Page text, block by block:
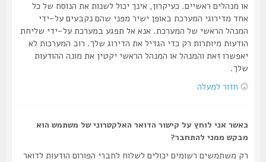
או מנהלים ראשיים. כעיקרון, אינך יכול לשנות את הנוסח של כל
אחד מדירוגי המערכת באופן ישיר מפני שהם נקבעים על-ידי
המנהל הראשי של המערכת. אנא אל תפגע במערכת על-ידי שליחת
הודעות מיותרות רק כדי הגדיל את הדירוג שלך. רוב המערכות לא
יאפשרו זאת והמנהל או המנהל הראשי יקטין את מונה ההודעות
חזור למעלה
כאשר אני לוחץ על קישור הדואר האלקטרוני של משתמש הוא
מבקש ממני להתחבר?
רק משתמשים רשומים יכולים לשלוח לחברי הפורום הודעות לדואר